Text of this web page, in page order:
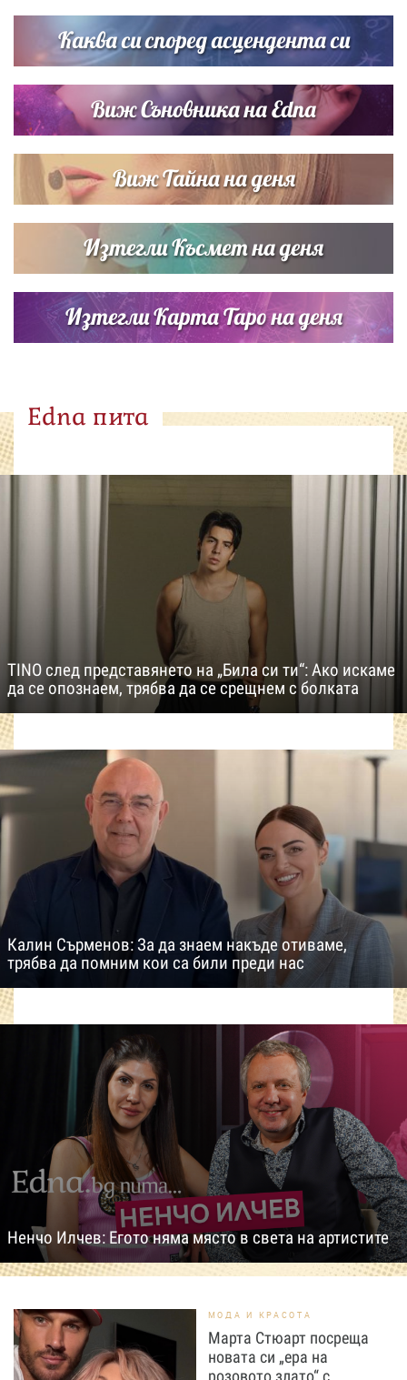
Братя Аргирови я изненадаха с песен
Каква си според асцендента си
Виж Съновника на Edna
Виж Тайна на деня
Изтегли Късмет на деня
Изтегли Карта Таро на деня
Edna пита
TINO след представянето на „Била си ти“: Ако искаме
да се опознаем, трябва да се срещнем с болката
Калин Сърменов: За да знаем накъде отиваме,
трябва да помним кои са били преди нас
Ненчо Илчев: Егото няма място в света на артистите
МОДА И КРАСОТА
Марта Стюарт посреща
новата си „ера на
розовото злато“ с